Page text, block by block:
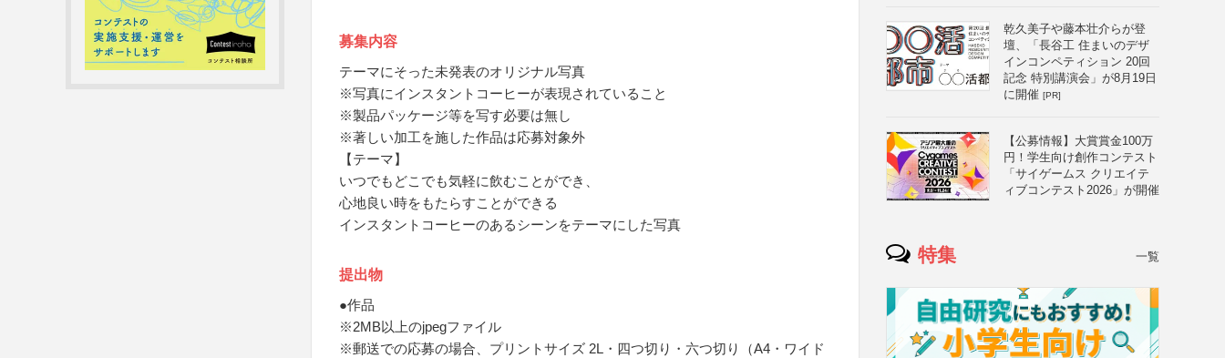
募集内容
テーマにそった未発表のオリジナル写真
※写真にインスタントコーヒーが表現されていること
※製品パッケージ等を写す必要は無し
※著しい加工を施した作品は応募対象外
【テーマ】
いつでもどこでも気軽に飲むことができ、
心地良い時をもたらすことができる
インスタントコーヒーのあるシーンをテーマにした写真
提出物
●作品
※2MB以上のjpegファイル
※郵送での応募の場合、プリントサイズ 2L・四つ切り・六つ切り（A4・ワイド
乾久美子や藤本壮介らが登
壇、「長谷工 住まいのデザ
インコンペティション 20回
記念 特別講演会」が8月19日
に開催 [PR]
【公募情報】大賞賞金100万
円！学生向け創作コンテスト
「サイゲームス クリエイテ
ィブコンテスト2026」が開催
特集 一覧